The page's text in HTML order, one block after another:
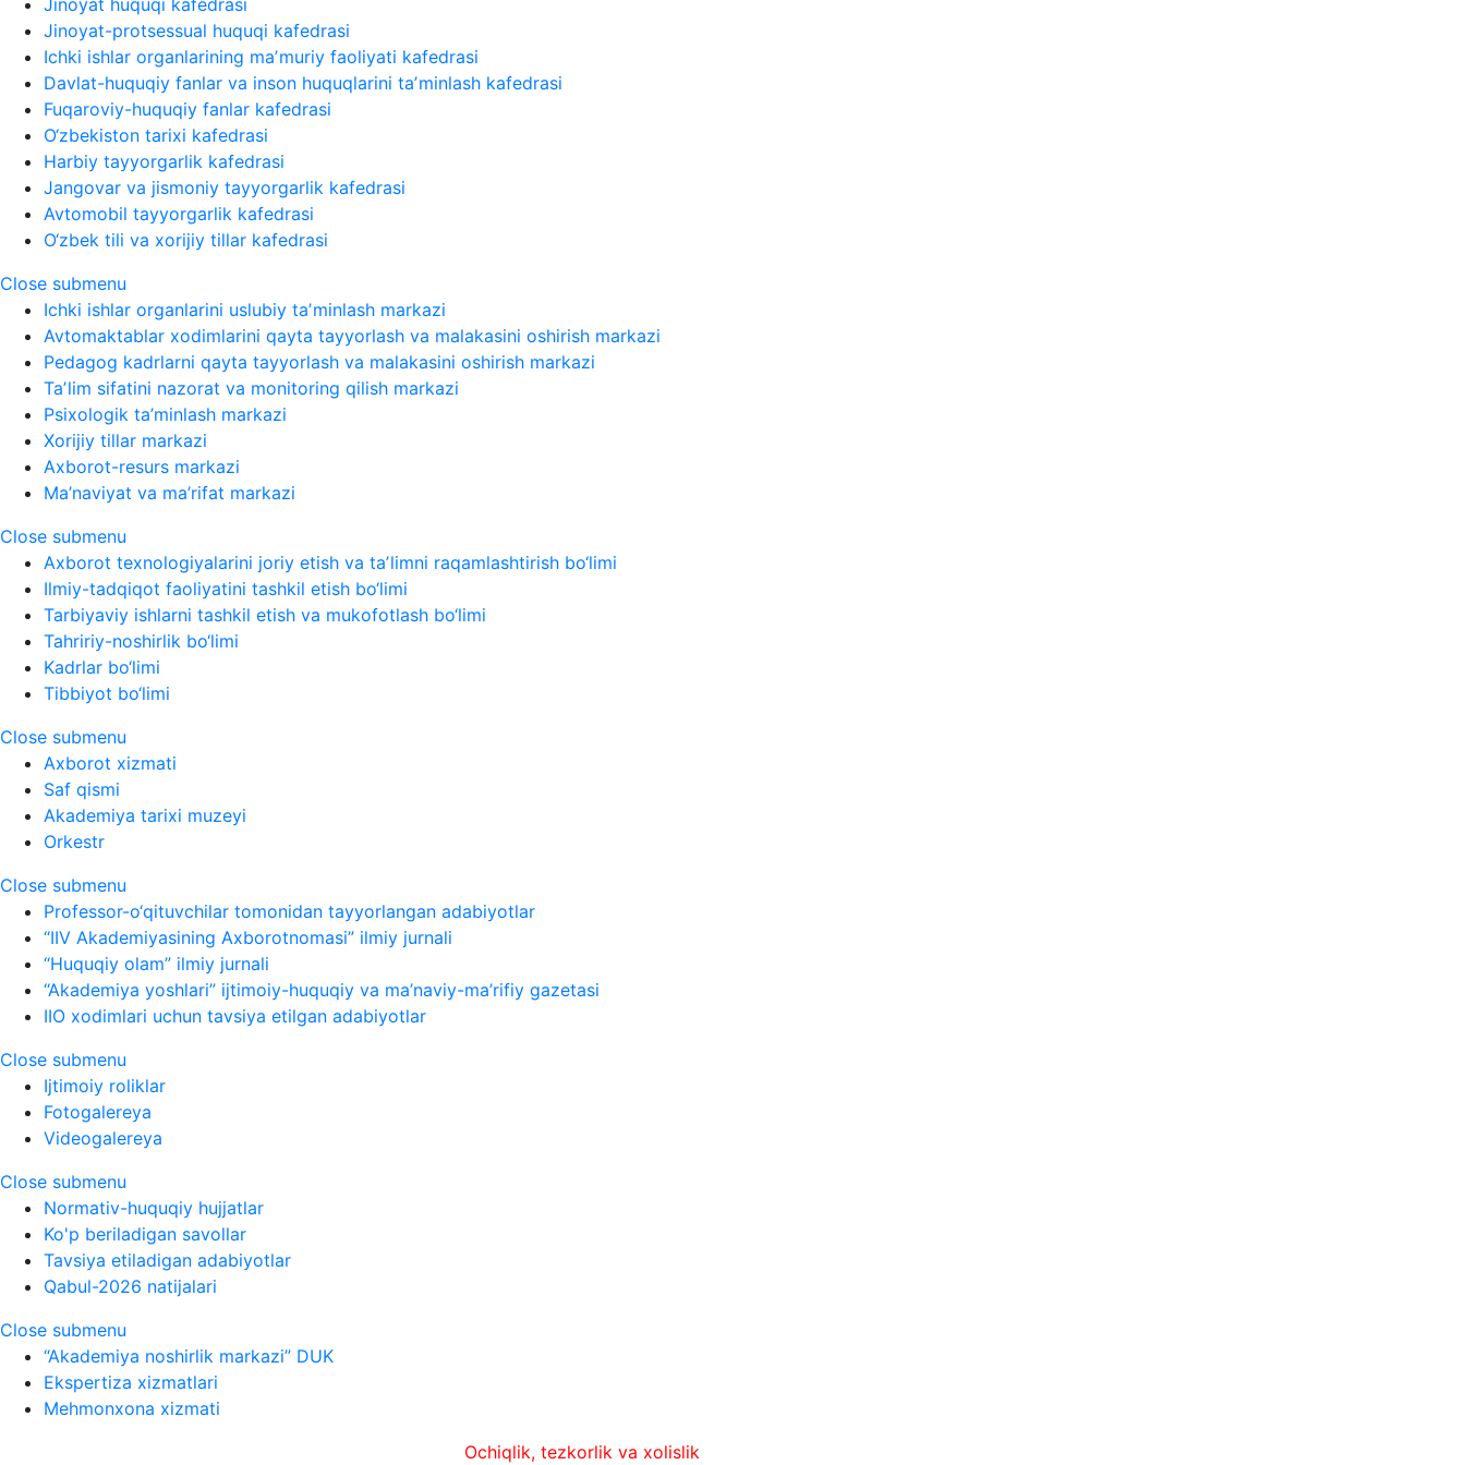
Jinoyat huquqi kafedrasi
Jinoyat-protsessual huquqi kafedrasi
Ichki ishlar organlarining maʼmuriy faoliyati kafedrasi
Davlat-huquqiy fanlar va inson huquqlarini taʼminlash kafedrasi
Fuqaroviy-huquqiy fanlar kafedrasi
O‘zbekiston tarixi kafedrasi
Harbiy tayyorgarlik kafedrasi
Jangovar va jismoniy tayyorgarlik kafedrasi
Avtomobil tayyorgarlik kafedrasi
O‘zbek tili va xorijiy tillar kafedrasi
Close submenu
Ichki ishlar organlarini uslubiy taʼminlash markazi
Avtomaktablar xodimlarini qayta tayyorlash va malakasini oshirish markazi
Pedagog kadrlarni qayta tayyorlash va malakasini oshirish markazi
Taʼlim sifatini nazorat va monitoring qilish markazi
Psixologik ta’minlash markazi
Xorijiy tillar markazi
Axborot-resurs markazi
Ma’naviyat va ma’rifat markazi
Close submenu
Axborot texnologiyalarini joriy etish va taʼlimni raqamlashtirish bo‘limi
Ilmiy-tadqiqot faoliyatini tashkil etish bo‘limi
Tarbiyaviy ishlarni tashkil etish va mukofotlash bo‘limi
Tahririy-noshirlik bo‘limi
Kadrlar bo‘limi
Tibbiyot bo‘limi
Close submenu
Axborot xizmati
Saf qismi
Akademiya tarixi muzeyi
Orkestr
Close submenu
Professor-o‘qituvchilar tomonidan tayyorlangan adabiyotlar
“IIV Akademiyasining Axborotnomasi” ilmiy jurnali
“Huquqiy olam” ilmiy jurnali
“Akademiya yoshlari” ijtimoiy-huquqiy va ma’naviy-ma’rifiy gazetasi
IIO xodimlari uchun tavsiya etilgan adabiyotlar
Close submenu
Ijtimoiy roliklar
Fotogalereya
Videogalereya
Close submenu
Normativ-huquqiy hujjatlar
Ko'p beriladigan savollar
Tavsiya etiladigan adabiyotlar
Qabul-2026 natijalari
Close submenu
“Akademiya noshirlik markazi” DUK
Ekspertiza xizmatlari
Mehmonxona xizmati
Ochiqlik, tezkorlik va xolislik